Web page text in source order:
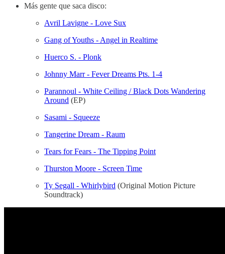
Más gente que saca disco:
Avril Lavigne - Love Sux
Gang of Youths - Angel in Realtime
Huerco S. - Plonk
Johnny Marr - Fever Dreams Pts. 1-4
Parannoul - White Ceiling / Black Dots Wandering
Around (EP)
Sasami - Squeeze
Tangerine Dream - Raum
Tears for Fears - The Tipping Point
Thurston Moore - Screen Time
Ty Segall - Whirlybird (Original Motion Picture
Soundtrack)